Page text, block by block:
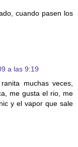
cuando pasen los
a las 9:19
muchas veces,
me gusta el rio, me
y el vapor que sale